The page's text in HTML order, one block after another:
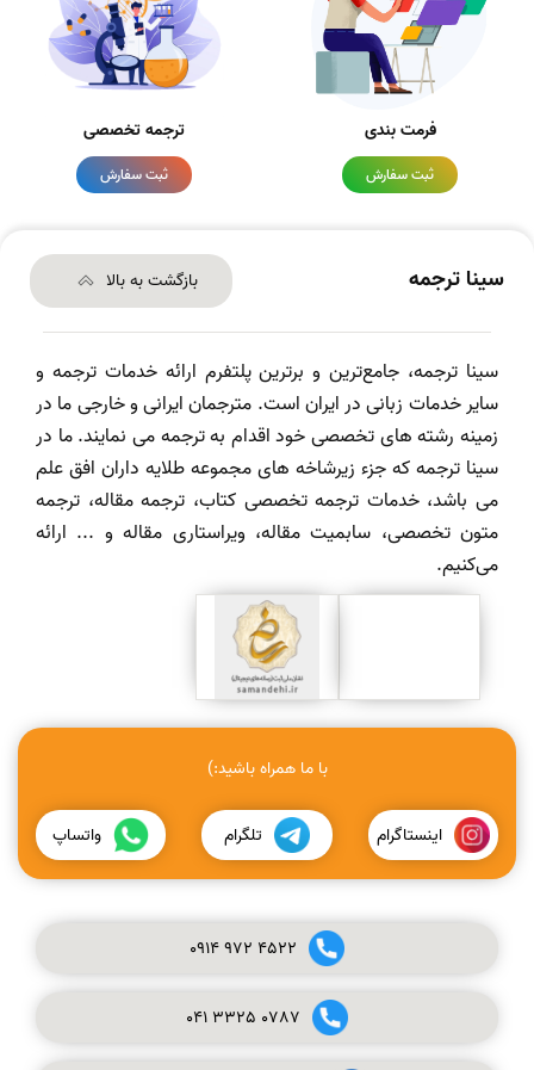
فرمت بندی
ثبت سفارش
ترجمه تخصصی
ثبت سفارش
سینا ترجمه بازگشت به بالا
سینا ترجمه، جامع‌ترین و برترین پلتفرم ارائه خدمات ترجمه و
سایر خدمات زبانی در ایران است. مترجمان ایرانی و خارجی ما در
زمینه رشته های تخصصی خود اقدام به ترجمه می نمایند. ما در
سینا ترجمه که جزء زیرشاخه های مجموعه طلایه داران افق علم
می باشد، خدمات ترجمه تخصصی کتاب، ترجمه مقاله، ترجمه
متون تخصصی، سابمیت مقاله، ویراستاری مقاله و ... ارائه
می‌کنیم.
با ما همراه باشید:)
اینستاگرام تلگرام واتساپ
0914972 4522
041 3325 0787